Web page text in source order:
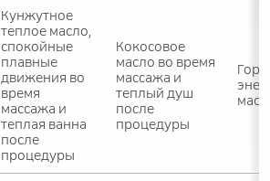
Кунжутное
теплое масло,
спокойные
плавные
движения во
время
массажа и
теплая ванна
после
процедуры
Кокосовое
масло во время
массажа и
теплый душ
после
процедуры